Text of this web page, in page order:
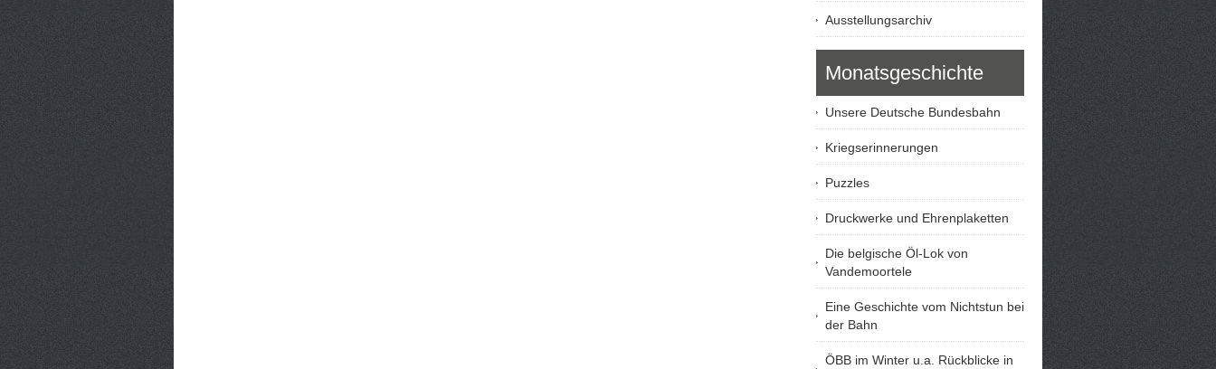
Ausstellungsarchiv
Monatsgeschichte
Unsere Deutsche Bundesbahn
Kriegserinnerungen
Puzzles
Druckwerke und Ehrenplaketten
Die belgische Öl-Lok von
Vandemoortele
Eine Geschichte vom Nichtstun bei
der Bahn
ÖBB im Winter u.a. Rückblicke in